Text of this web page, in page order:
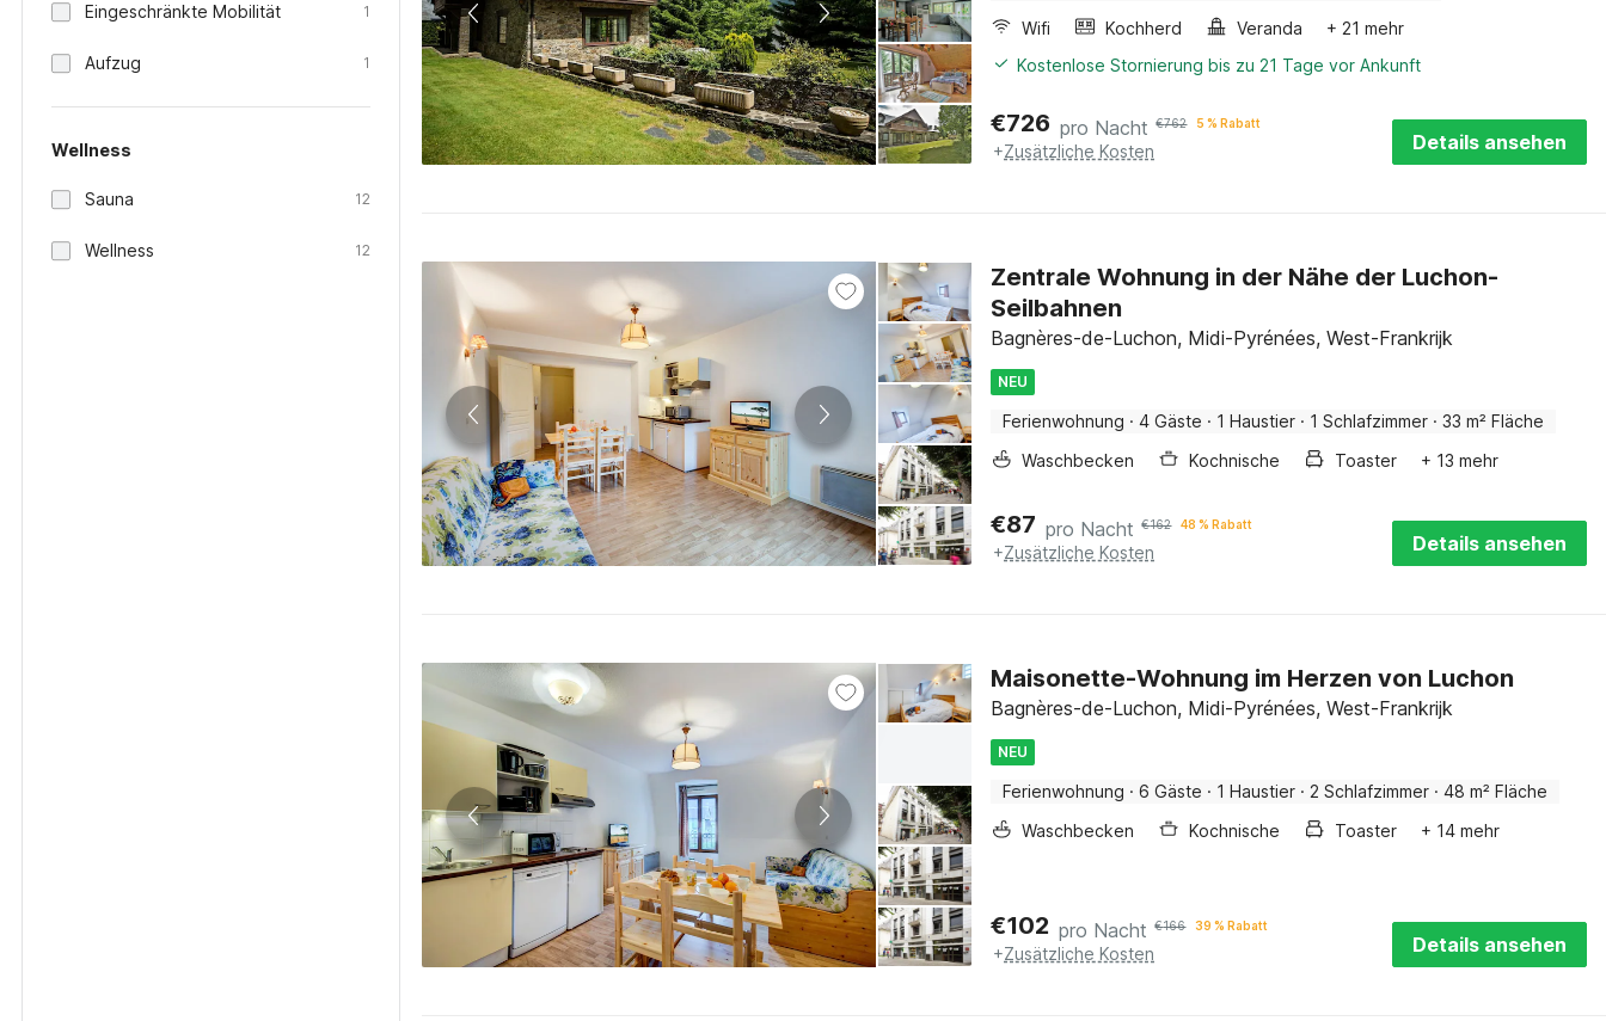
Eingeschränkte Mobilität 1
Aufzug 1
Wellness
Sauna 12
Wellness 12
Wifi
Kochherd Veranda
+ 21 mehr
Kostenlose Stornierung bis zu 21 Tage vor Ankunft
€726 pro Nacht €762 5 % Rabatt
+Zusätzliche Kosten Details ansehen
Zentrale Wohnung in der Nähe der Luchon-
Seilbahnen
Bagnères-de-Luchon, Midi-Pyrénées, West-Frankrijk
NEU
Ferienwohnung · 4 Gäste · 1 Haustier · 1 Schlafzimmer · 33 m² Fläche
Waschbecken
Kochnische Toaster + 13 mehr
€87 pro Nacht €162 48 % Rabatt
+Zusätzliche Kosten Details ansehen
Maisonette-Wohnung im Herzen von Luchon
Bagnères-de-Luchon, Midi-Pyrénées, West-Frankrijk
NEU
Ferienwohnung · 6 Gäste · 1 Haustier · 2 Schlafzimmer · 48 m² Fläche
Waschbecken
Kochnische Toaster + 14 mehr
€102 pro Nacht €166 39 % Rabatt
+Zusätzliche Kosten Details ansehen